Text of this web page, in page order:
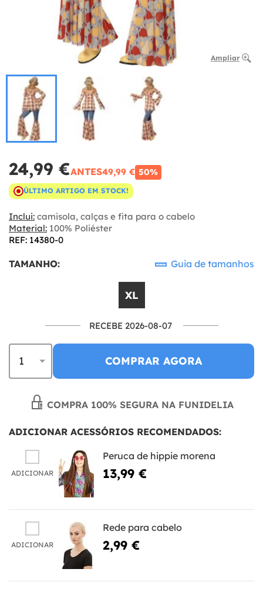
Ampliar
24,99 €ANTES49,99 € 50%
ÚLTIMO ARTIGO EM STOCK!
Inclui: camisola, calças e fita para o cabelo
Material: 100% Poliéster
REF: 14380-0
TAMANHO: Guia de tamanhos
XL
RECEBE 2026-08-07
COMPRAR AGORA
COMPRA 100% SEGURA NA FUNIDELIA
ADICIONAR ACESSÓRIOS RECOMENDADOS:
ADICIONAR
Peruca de hippie morena
13,99 €
ADICIONAR
Rede para cabelo
2,99 €